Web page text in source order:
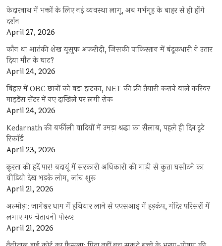
केदारनाथ में भक्तों के लिए नई व्यवस्था लागू, अब गर्भगृह के बाहर से ही होंगे
दर्शन
April 27, 2026
कौन था आतंकी शेख यूसुफ अफरीदी, जिसकी पाकिस्तान में बंदूकधारी ने उतार
दिया मौत के घाट?
April 24, 2026
बिहार में OBC छात्रों को बड़ा झटका, NET की फ्री तैयारी कराने वाले करियर
गाइडेंस सेंटर में नए दाखिले पर लगी रोक
April 24, 2026
Kedarnath की बर्फीली वादियों में उमड़ा श्रद्धा का सैलाब, पहले ही दिन टूटे
रिकॉर्ड
April 23, 2026
क्रूरता की हदें पार! बदायूं में सरकारी अधिकारी की गाड़ी से कुत्ता घसीटने का
वीडियो देख भड़के लोग, जांच शुरू
April 21, 2026
अल्मोड़ा: जागेश्वर धाम में हथियार लाने से एएसआइ में हड़कंप, मंदिर परिसरों में
लगाए गए चेतावनी पोस्टर
April 21, 2026